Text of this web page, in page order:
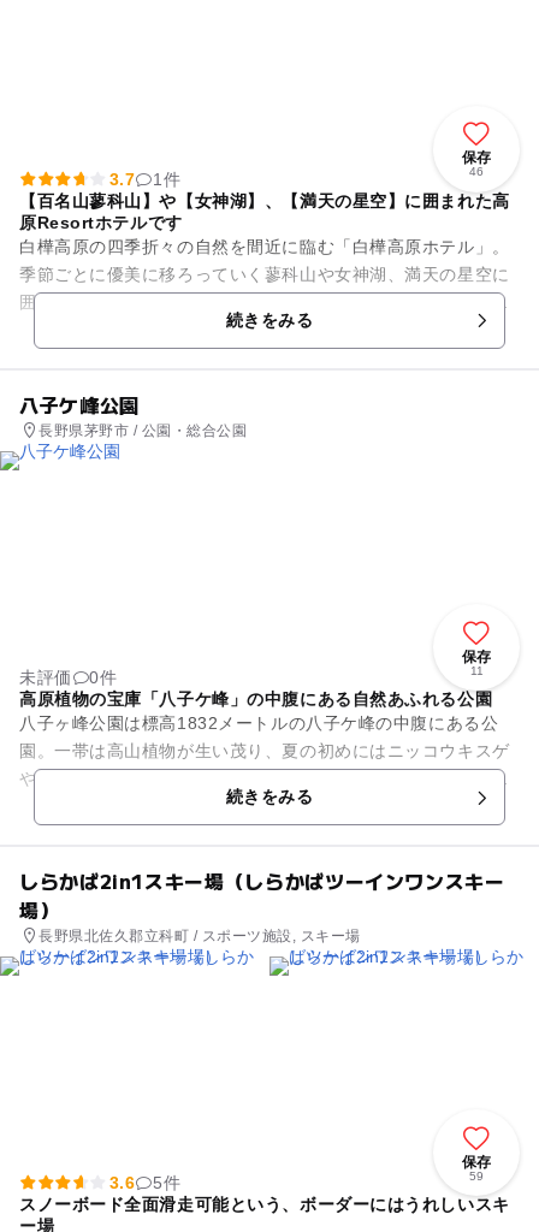
保存
46
3.7
1件
【百名山蓼科山】や【女神湖】、【満天の星空】に囲まれた高
原Resortホテルです
白樺高原の四季折々の自然を間近に臨む「白樺高原ホテル」。
季節ごとに優美に移ろっていく蓼科山や女神湖、満天の星空に
囲まれる夜空、そして白樺湖の清々しい空気が感じられる大自
続きをみる
八子ケ峰公園
長野県茅野市 / 公園・総合公園
保存
11
未評価
0件
高原植物の宝庫「八子ケ峰」の中腹にある自然あふれる公園
八子ヶ峰公園は標高1832メートルの八子ケ峰の中腹にある公
園。一帯は高山植物が生い茂り、夏の初めにはニッコウキスゲ
やレンゲツツジが咲き誇ります。園内は湖畔から散策路が整備
されているので、歩きなが...続きをみる
しらかば2in1スキー場（しらかばツーインワンスキー
場）
長野県北佐久郡立科町 / スポーツ施設, スキー場
保存
59
3.6
5件
スノーボード全面滑走可能という、ボーダーにはうれしいスキ
ー場